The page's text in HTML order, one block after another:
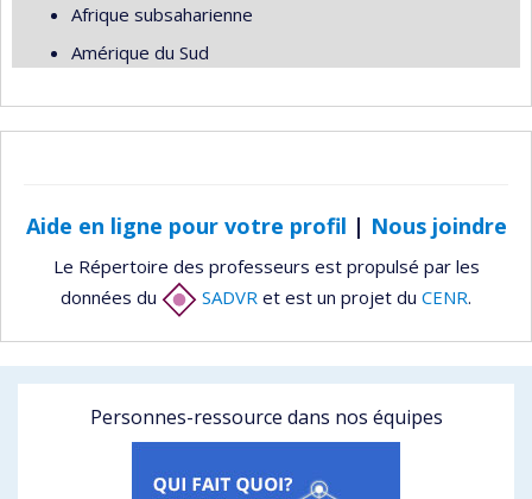
Afrique subsaharienne
Amérique du Sud
Aide en ligne pour votre profil | Nous joindre
Le Répertoire des professeurs est propulsé par les
données du
SADVR et est un projet du CENR.
Personnes-ressource dans nos équipes